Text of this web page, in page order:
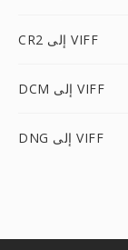
CR2 إلى VIFF
DCM إلى VIFF
DNG إلى VIFF